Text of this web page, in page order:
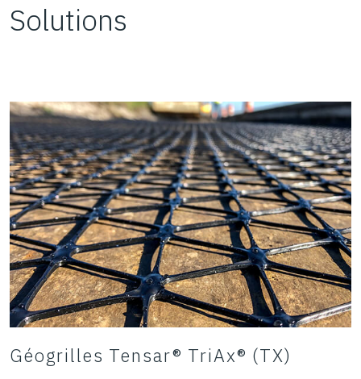
Solutions
Géogrilles Tensar® TriAx® (TX)